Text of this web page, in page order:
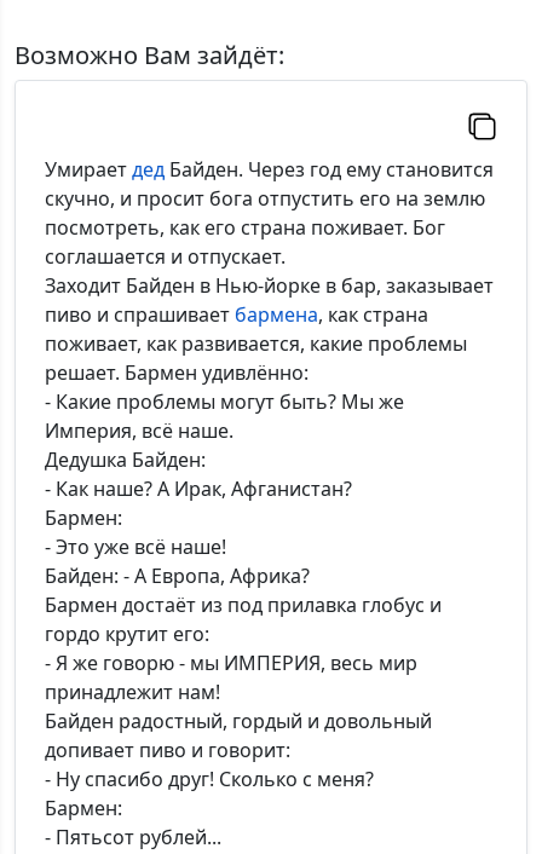
*Максимальное кол-во символов - 500. Ручная модерация.
Добавить
Возможно Вам зайдёт:
Умираетдед Байден. Через год ему становится
скучно, и просит бога отпустить его на землю
посмотреть, как его страна поживает. Бог
соглашается и отпускает.
Заходит Байден в Нью-йорке в бар, заказывает
пиво и спрашивает бармена, как страна
поживает, как развивается, какие проблемы
решает. Бармен удивлённо:
- Какие проблемы могут быть? Мы же
Империя, всё наше.
Дедушка Байден:
- Как наше? А Ирак, Афганистан?
Бармен:
- Это уже всё наше!
Байден: - А Европа, Африка?
Бармен достаёт из под прилавка глобус и
гордо крутит его:
- Я же говорю - мы ИМПЕРИЯ, весь мир
принадлежит нам!
Байден радостный, гордый и довольный
допивает пиво и говорит:
- Ну спасибо друг! Сколько с меня?
Бармен:
- Пятьсот рублей...